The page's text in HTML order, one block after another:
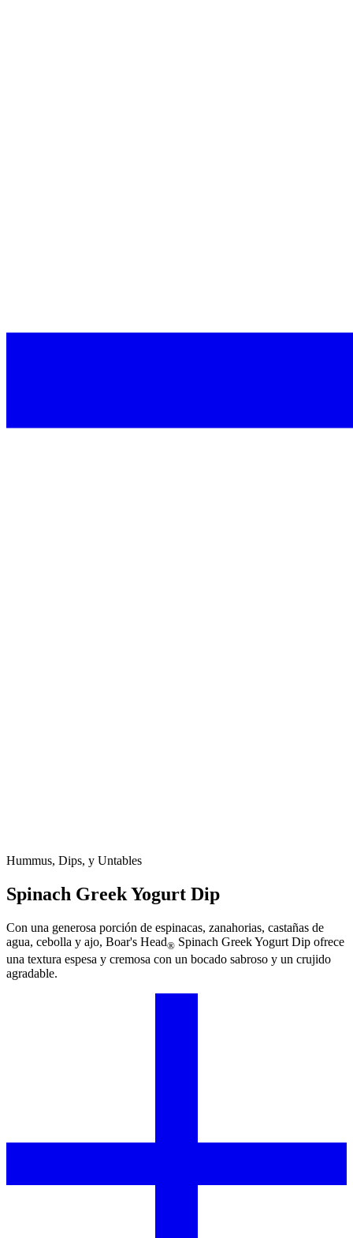
Hummus, Dips, y Untables
Spinach Greek Yogurt Dip
Con una generosa porción de espinacas, zanahorias, castañas de
agua, cebolla y ajo, Boar's Head® Spinach Greek Yogurt Dip ofrece
una textura espesa y cremosa con un bocado sabroso y un crujido
agradable.